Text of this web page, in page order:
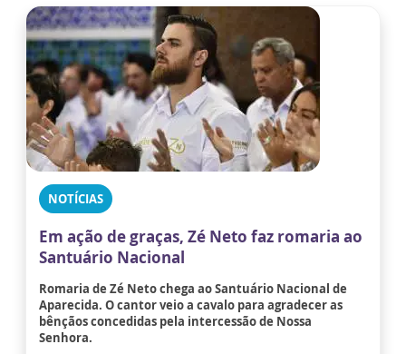
NOTÍCIAS
Em ação de graças, Zé Neto faz romaria ao
Santuário Nacional
Romaria de Zé Neto chega ao Santuário Nacional de
Aparecida. O cantor veio a cavalo para agradecer as
bênçãos concedidas pela intercessão de Nossa
Senhora.